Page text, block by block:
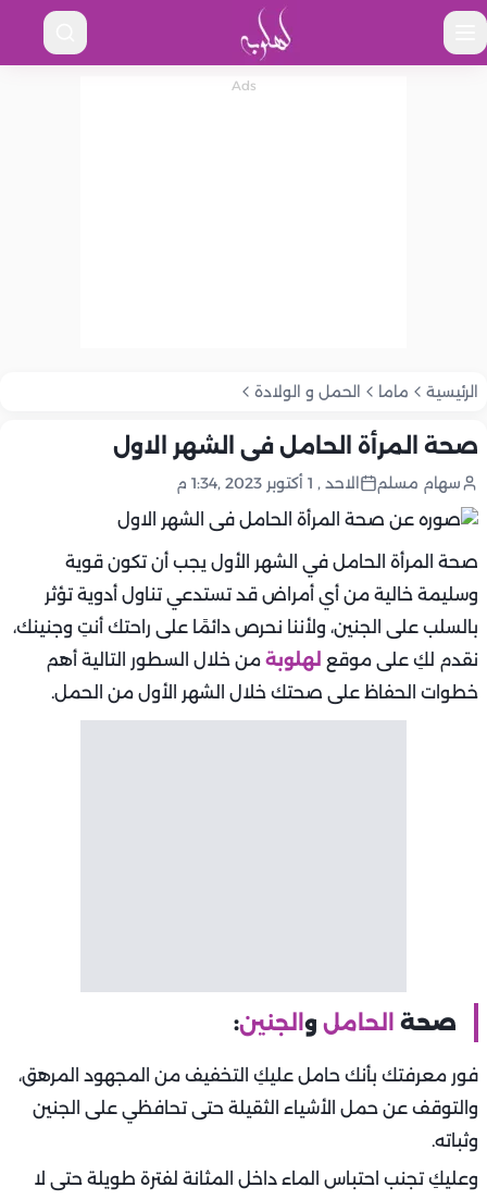
الرئيسية ماما الحمل و الولادة
صحة المرأة الحامل فى الشهر الاول
سهام مسلم الاحد , 1 أكتوبر 2023 ,1:34 م
صحة المرأة الحامل في الشهر الأول يجب أن تكون قوية
وسليمة خالية من أي أمراض قد تستدعي تناول أدوية تؤثر
بالسلب على الجنين، ولأننا نحرص دائمًا على راحتك أنتِ وجنينك،
نقدم لكِ على موقع لهلوبة من خلال السطور التالية أهم
خطوات الحفاظ على صحتك خلال الشهر الأول من الحمل.
صحة الحامل و الجنين:
فور معرفتك بأنك حامل عليكِ التخفيف من المجهود المرهق،
والتوقف عن حمل الأشياء الثقيلة حتى تحافظي على الجنين
وثباته.
وعليكِ تجنب احتباس الماء داخل المثانة لفترة طويلة حتى لا